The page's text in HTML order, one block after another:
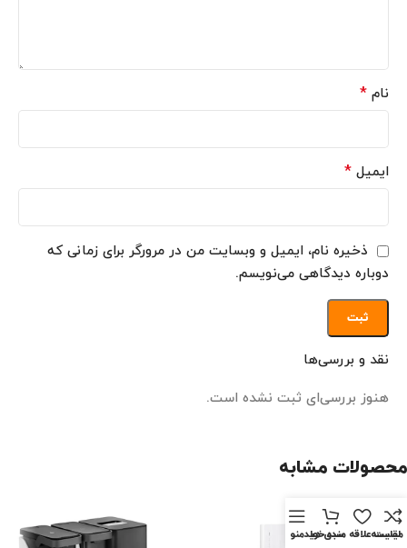
نقد و بررسی‌ها
هنوز بررسی‌ای ثبت نشده است.
نام *
ایمیل *
ذخیره نام، ایمیل و وبسایت من در مرورگر برای زمانی که
دوباره دیدگاهی می‌نویسم.
محصولات مشابه
مقايسه
لیست علاقه مندی ها
سبد خریدمنو